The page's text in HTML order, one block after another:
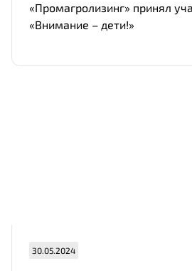
«Промагролизинг» принял
«Внимание – дети!»
30.05.2024